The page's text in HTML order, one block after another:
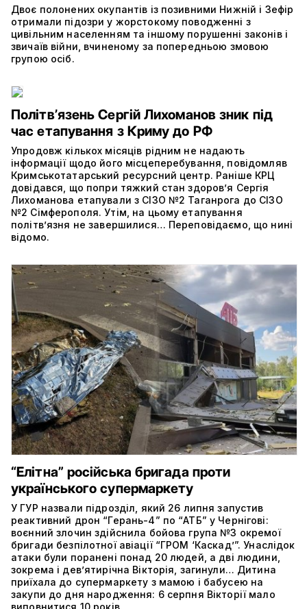
Двоє полонених окупантів із позивними Нижній і Зефір
отримали підозри у жорстокому поводженні з
цивільним населенням та іншому порушенні законів і
звичаїв війни, вчиненому за попередньою змовою
групою осіб.
Політвʼязень Сергій Лихоманов зник під
час етапування з Криму до РФ
Упродовж кількох місяців рідним не надають
інформації щодо його місцеперебування, повідомляв
Кримськотатарський ресурсний центр. Раніше КРЦ
довідався, що попри тяжкий стан здоров’я Сергія
Лихоманова етапували з СІЗО №2 Таганрога до СІЗО
№2 Сімферополя. Утім, на цьому етапування
політвʼязня не завершилися… Переповідаємо, що нині
відомо.
“Елітна” російська бригада проти
українського супермаркету
У ГУР назвали підрозділ, який 26 липня запустив
реактивний дрон “Герань-4” по “АТБ” у Чернігові:
воєнний злочин здійснила бойова група №3 окремої
бригади безпілотної авіації “ГРОМ ‘Каскад’”. Унаслідок
атаки були поранені понад 20 людей, а дві людини,
зокрема і дев’ятирічна Вікторія, загинули… Дитина
приїхала до супермаркету з мамою і бабусею на
закупи до дня народження: 6 серпня Вікторії мало
виповнитися 10 років.